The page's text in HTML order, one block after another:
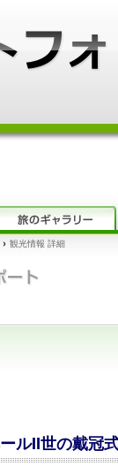
› 観光情報 詳細
ルⅡ世の戴冠